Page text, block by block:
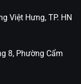
Việt Hưng, TP. HN
8, Phường Cẩm